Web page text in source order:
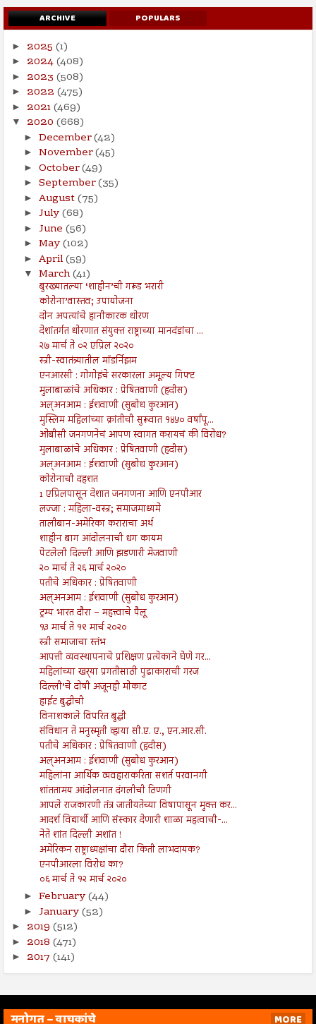
ARCHIVE POPULARS
► 2025 (1)
► 2024(408)
► 2023 (508)
► 2022 (475)
► 2021(469)
▼ 2020 (668)
► December(42)
► November(45)
► October(49)
► September(35)
► August(75)
► July(68)
► June (56)
► May(102)
► April(59)
▼ March(41)
बुरख्यातल्या ‘शाहीन’ची गरूड भरारी
कोरोना’वास्तव; उपायोजना
दोन अपत्यांचे हानीकारक धोरण
देशांतर्गत धोरणात संयुक्त राष्ट्राच्या मानदंडांचा ...
२७ मार्च ते ०२ एप्रिल २०२०
स्त्री-स्वातंत्र्यातील मॉडर्निझम
एनआरसी : गोगोइंचे सरकारला अमूल्य गिफ्ट
मुलाबाळांचे अधिकार : प्रेषितवाणी (हदीस)
अल्अनआम : ईशवाणी (सुबोध कुरआन)
मुस्लिम महिलांच्या क्रांतीची सुरूवात १४५० वर्षांपू...
ओबीसी जनगणनेचं आपण स्वागत करायचं की विरोध?
मुलाबाळांचे अधिकार : प्रेषितवाणी (हदीस)
अल्अनआम : ईशवाणी (सुबोध कुरआन)
कोरोनाची दहशत
1 एप्रिलपासून देशात जनगणना आणि एनपीआर
लज्जा : महिला-वस्त्र; समाजमाध्यमे
तालीबान-अमेरिका कराराचा अर्थ
शाहीन बाग आंदोलनाची धग कायम
पेटलेली दिल्ली आणि झडणारी मेजवाणी
२० मार्च ते २६ मार्च २०२०
पतीचे अधिकार : प्रेषितवाणी
अल्अनआम : ईशवाणी (सुबोध कुरआन)
ट्रम्प भारत दौरा – महत्त्वाचे पैलू
१३ मार्च ते १९ मार्च २०२०
स्त्री समाजाचा स्तंभ
आपत्ती व्यवस्थापनाचे प्रशिक्षण प्रत्येकाने घेणे गर...
महिलांच्या खर्‍या प्रगतीसाठी पुढाकाराची गरज
दिल्ली’चे दोषी अजूनही मोकाट
हाईट बुद्धीची
विनाशकाले विपरित बुद्धी
संविधान ते मनुस्मृती व्हाया सी.ए. ए., एन.आर.सी.
पतीचे अधिकार : प्रेषितवाणी (हदीस)
अल्अनआम : ईशवाणी (सुबोध कुरआन)
महिलांना आर्थिक व्यवहाराकरिता सशर्त परवानगी
शांततामय आंदोलनात दंगलीची ठिणगी
आपले राजकारणी तंत्र जातीयतेच्या विषापासून मुक्त कर...
आदर्श विद्यार्थी आणि संस्कार देणारी शाळा महत्वाची-...
नेते शांत दिल्ली अशांत !
अमेरिकन राष्ट्राध्यक्षांचा दौरा किती लाभदायक?
एनपीआरला विरोध का?
०६ मार्च ते १२ मार्च २०२०
► February(44)
► January(52)
► 2019 (512)
► 2018 (471)
► 2017 (141)
मनोगत – वाचकांचे MORE